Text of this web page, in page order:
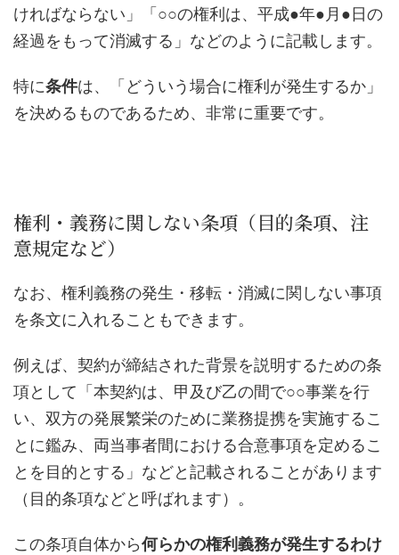
ければならない」「○○の権利は、平成●年●月●日の
経過をもって消滅する」などのように記載します。
特に条件は、「どういう場合に権利が発生するか」
を決めるものであるため、非常に重要です。
権利・義務に関しない条項（目的条項、注
意規定など）
なお、権利義務の発生・移転・消滅に関しない事項
を条文に入れることもできます。
例えば、契約が締結された背景を説明するための条
項として「本契約は、甲及び乙の間で○○事業を行
い、双方の発展繁栄のために業務提携を実施するこ
とに鑑み、両当事者間における合意事項を定めるこ
とを目的とする」などと記載されることがあります
（目的条項などと呼ばれます）。
この条項自体から何らかの権利義務が発生するわけ